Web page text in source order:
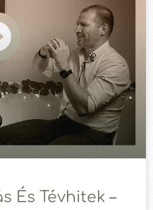
És Tévhitek –